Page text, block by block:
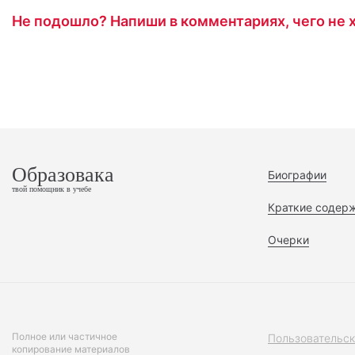
Не подошло? Напиши в комментариях, чего не
Образовака
твой помощник в учебе
Биографии
Краткие
Очерки
Полное или частичное
копирование материалов